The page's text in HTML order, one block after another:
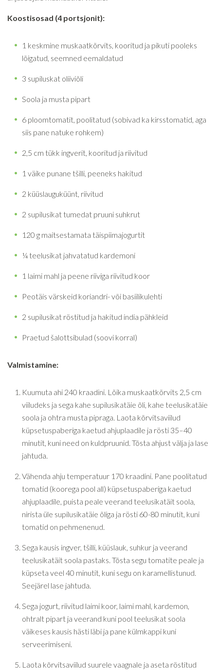
Koostisosad (4 portsjonit):
1 keskmine muskaatkõrvits, kooritud ja pikuti pooleks
lõigatud, seemned eemaldatud
3 supiluskat oliiviõli
Soola ja musta pipart
6 ploomtomatit, poolitatud (sobivad ka kirsstomatid, aga
siis pane natuke rohkem)
2,5 cm tükk ingverit, kooritud ja riivitud
1 väike punane tšilli, peeneks hakitud
2 küüslauguküünt, riivitud
2 supilusikat tumedat pruuni suhkrut
120 g maitsestamata täispiimajogurtit
¼ teelusikat jahvatatud kardemoni
1 laimi mahl ja peene riiviga riivitud koor
Peotäis värskeid koriandri- või basiilikulehti
2 supilusikat röstitud ja hakitud india pähkleid
Praetud šalottsibulad (soovi korral)
Valmistamine:
Kuumuta ahi 240 kraadini. Lõika muskaatkõrvits 2,5 cm
viiludeks ja sega kahe supilusikatäie õli, kahe teelusikatäie
soola ja ohtra musta pipraga. Laota kõrvitsaviilud
küpsetuspaberiga kaetud ahjuplaadile ja rösti 35–40
minutit, kuni need on kuldpruunid. Tõsta ahjust välja ja lase
jahtuda.
Vähenda ahju temperatuur 170 kraadini. Pane poolitatud
tomatid (koorega pool all) küpsetuspaberiga kaetud
ahjuplaadile, puista peale veerand teelusikatäit soola,
nirista üle supilusikatäie õliga ja rösti 60-80 minutit, kuni
tomatid on pehmenenud.
Sega kausis ingver, tšilli, küüslauk, suhkur ja veerand
teelusikatäit soola pastaks. Tõsta segu tomatite peale ja
küpseta veel 40 minutit, kuni segu on karamellistunud.
Seejärel lase jahtuda.
Sega jogurt, riivitud laimi koor, laimi mahl, kardemon,
ohtralt pipart ja veerand kuni pool teelusikat soola
väikeses kausis hästi läbi ja pane külmkappi kuni
serveerimiseni.
Laota kõrvitsaviilud suurele vaagnale ja aseta röstitud